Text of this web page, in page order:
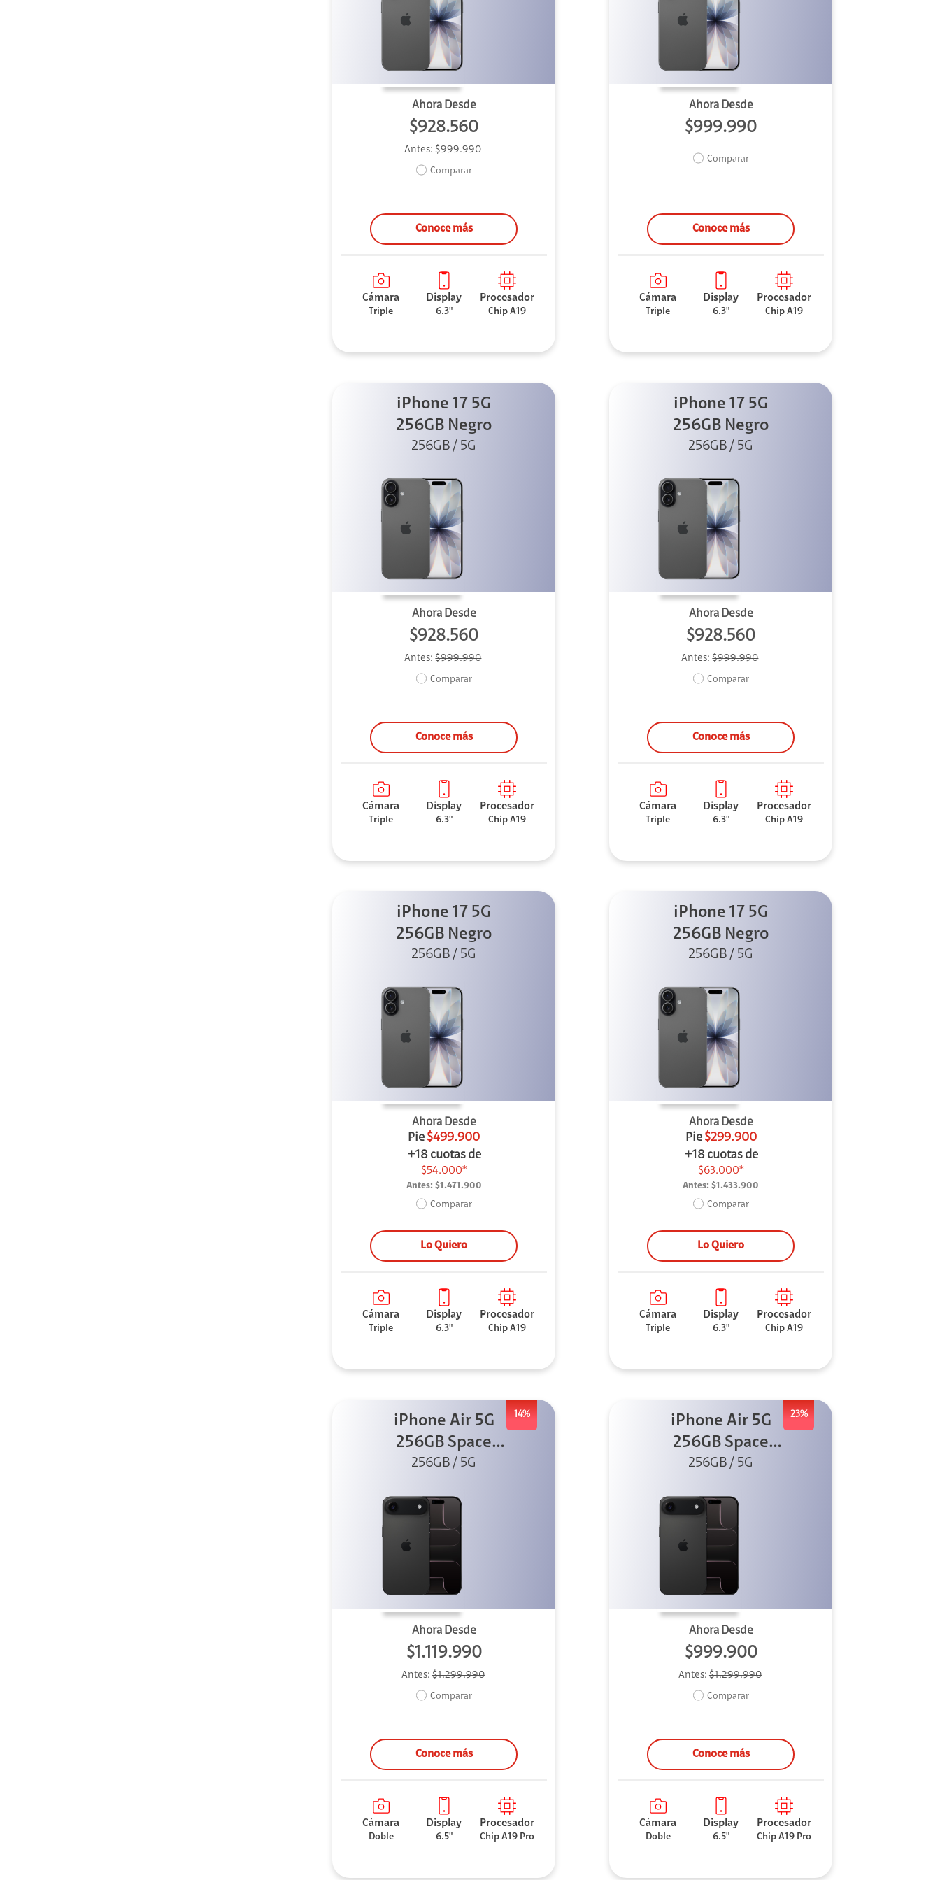
Ahora Desde
$928.560
Antes:$999.990
Comparar
Conoce más
Cámara
Triple
Display
6.3"
Procesador
Chip A19
Ahora Desde
$999.990
Comparar
Conoce más
Cámara
Triple
Display
6.3"
Procesador
Chip A19
iPhone 17 5G
256GB Negro
256GB / 5G
Ahora Desde
$928.560
Antes:$999.990
Comparar
Conoce más
Cámara
Triple
Display
6.3"
Procesador
Chip A19
iPhone 17 5G
256GB Negro
256GB / 5G
Ahora Desde
$928.560
Antes:$999.990
Comparar
Conoce más
Cámara
Triple
Display
6.3"
Procesador
Chip A19
iPhone 17 5G
256GB Negro
256GB / 5G
Ahora Desde
Pie $499.900
+18 cuotas de
$54.000*
Antes: $1.471.900
Comparar
Lo Quiero
Cámara
Triple
Display
6.3"
Procesador
Chip A19
iPhone 17 5G
256GB Negro
256GB / 5G
Ahora Desde
Pie $299.900
+18 cuotas de
$63.000*
Antes: $1.433.900
Comparar
Lo Quiero
Cámara
Triple
Display
6.3"
Procesador
Chip A19
14%
iPhone Air 5G
256GB Space
Black (Sólo
256GB / 5G
Ahora Desde
$1.119.990
Antes: $1.299.990
Comparar
Conoce más
Cámara
Doble
Display
6.5"
Procesador
Chip A19 Pro
23%
iPhone Air 5G
256GB Space
Black (Sólo
256GB / 5G
Ahora Desde
$999.900
Antes: $1.299.990
Comparar
Conoce más
Cámara
Doble
Display
6.5"
Procesador
Chip A19 Pro